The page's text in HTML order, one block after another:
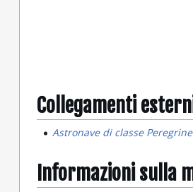
Collegamenti
Astronave di classe
Informazioni sulla